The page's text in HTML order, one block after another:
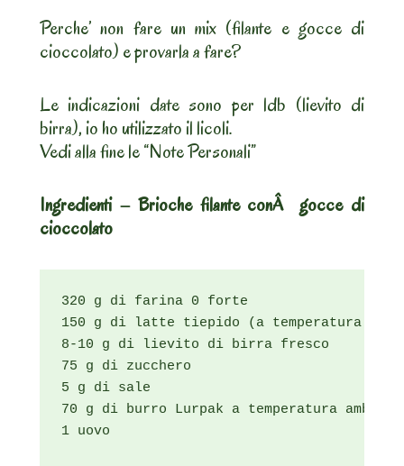
Perche’ non fare un mix (filante e gocce di
cioccolato) e provarla a fare?
Le indicazioni date sono per ldb (lievito di
birra), io ho utilizzato il licoli.
Vedi alla fine le “Note Personali”
Ingredienti – Brioche filante conÂ gocce di
cioccolato
320 g di farina 0 forte
150 g di latte tiepido (a temperatura
8-10 g di lievito di birra fresco
75 g di zucchero
5 g di sale
70 g di burro Lurpak a temperatura
1 uovo